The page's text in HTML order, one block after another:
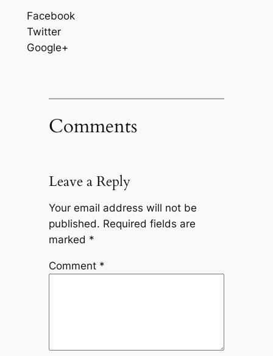
Facebook
Twitter
Google+
Comments
Leave a Reply
Your email address will not be
published. Required fields are
marked *
Comment *